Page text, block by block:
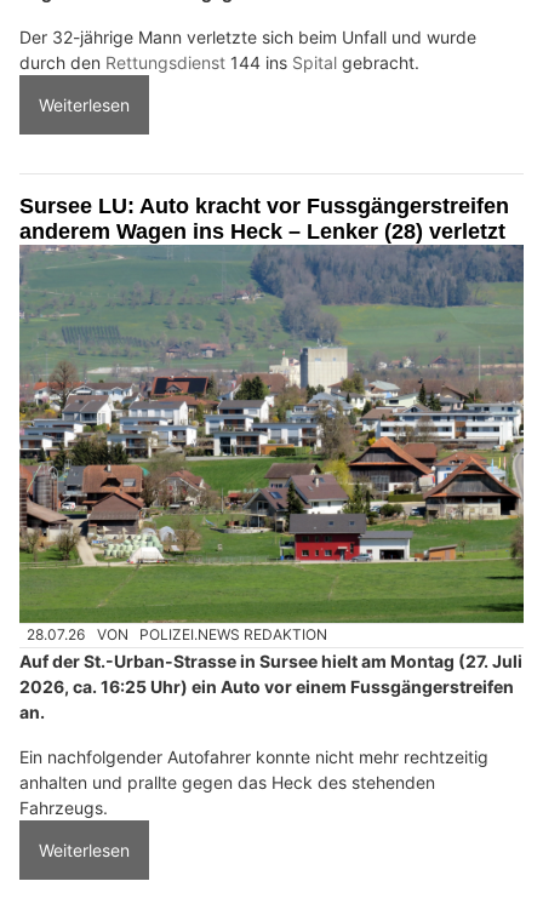
Der 32-jährige Mann verletzte sich beim Unfall und wurde
durch den Rettungsdienst 144 ins Spital gebracht.
Weiterlesen
Sursee LU: Auto kracht vor Fussgängerstreifen
anderem Wagen ins Heck – Lenker (28) verletzt
28.07.26 VON POLIZEI.NEWS REDAKTION
Auf der St.-Urban-Strasse in Sursee hielt am Montag (27. Juli
2026, ca. 16:25 Uhr) ein Auto vor einem Fussgängerstreifen
an.
Ein nachfolgender Autofahrer konnte nicht mehr rechtzeitig
anhalten und prallte gegen das Heck des stehenden
Fahrzeugs.
Weiterlesen